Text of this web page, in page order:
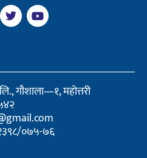
T
w
i
r
Y
o
u
e
गौशाला—१, महोत्तरी
०७५-७६